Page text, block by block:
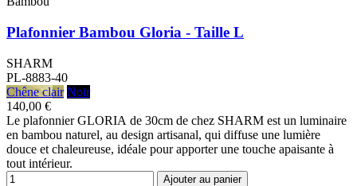
Plafonnier Bambou Gloria - Taille L
SHARM
PL-8883-40
Chêne clair Noir
140,00 €
Le plafonnier GLORIA de 30cm de chez SHARM est un luminaire
en bambou naturel, au design artisanal, qui diffuse une lumière
douce et chaleureuse, idéale pour apporter une touche apaisante à
tout intérieur.
Ajouter au panier